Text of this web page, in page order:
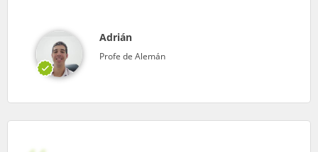
Adrián
Profe de Alemán